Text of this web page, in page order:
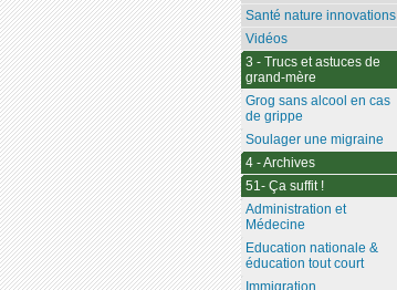
Santé nature innovations
Vidéos
3 - Trucs et astuces de
grand-mère
Grog sans alcool en cas
de grippe
Soulager une migraine
4 - Archives
51- Ça suffit !
Administration et
Médecine
Education nationale &
éducation tout court